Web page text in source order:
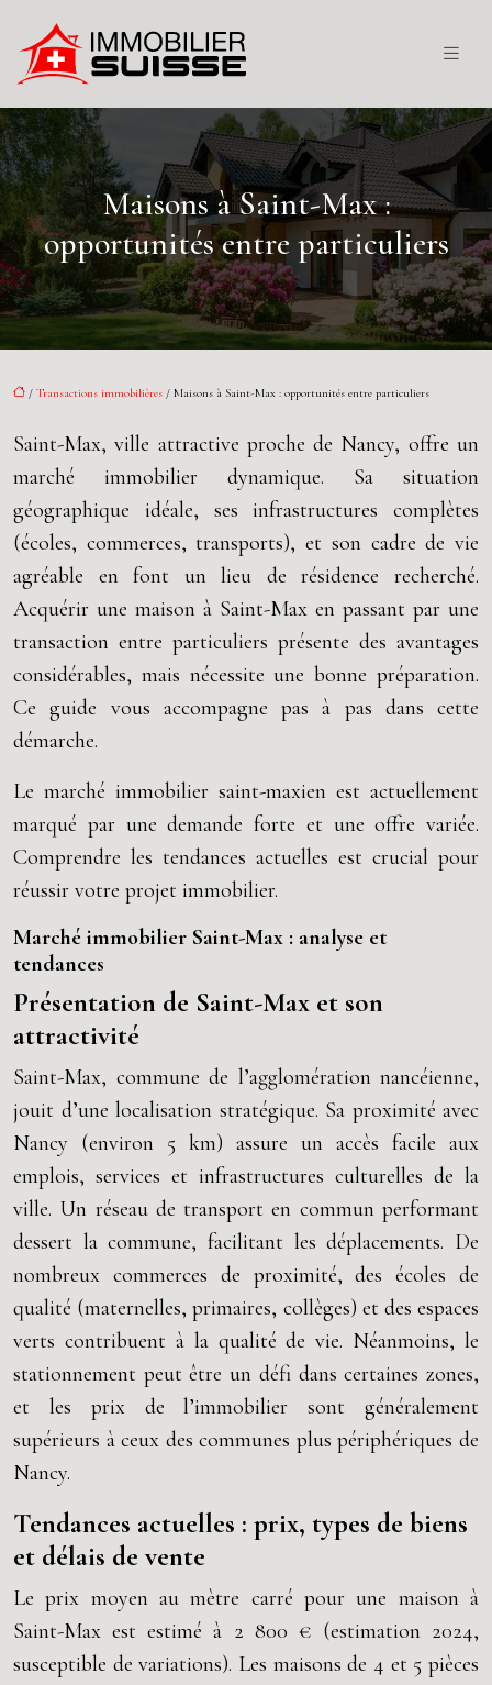
Maisons à Saint-Max :
opportunités entre particuliers
/ Transactions immobilières / Maisons à Saint-Max : opportunités entre particuliers
Saint-Max, ville attractive proche de Nancy, offre un
marché immobilier dynamique. Sa situation
géographique idéale, ses infrastructures complètes
(écoles, commerces, transports), et son cadre de vie
agréable en font un lieu de résidence recherché.
Acquérir une maison à Saint-Max en passant par une
transaction entre particuliers présente des avantages
considérables, mais nécessite une bonne préparation.
Ce guide vous accompagne pas à pas dans cette
démarche.
Le marché immobilier saint-maxien est actuellement
marqué par une demande forte et une offre variée.
Comprendre les tendances actuelles est crucial pour
réussir votre projet immobilier.
Marché immobilier Saint-Max : analyse et
tendances
Présentation de Saint-Max et son
attractivité
Saint-Max, commune de l’agglomération nancéienne,
jouit d’une localisation stratégique. Sa proximité avec
Nancy (environ 5 km) assure un accès facile aux
emplois, services et infrastructures culturelles de la
ville. Un réseau de transport en commun performant
dessert la commune, facilitant les déplacements. De
nombreux commerces de proximité, des écoles de
qualité (maternelles, primaires, collèges) et des espaces
verts contribuent à la qualité de vie. Néanmoins, le
stationnement peut être un défi dans certaines zones,
et les prix de l’immobilier sont généralement
supérieurs à ceux des communes plus périphériques de
Nancy.
Tendances actuelles : prix, types de biens
et délais de vente
Le prix moyen au mètre carré pour une maison à
Saint-Max est estimé à 2 800 € (estimation 2024,
susceptible de variations). Les maisons de 4 et 5 pièces